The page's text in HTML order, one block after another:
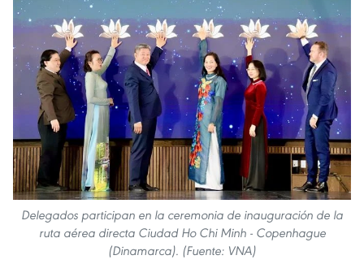
Delegados participan en la ceremonia de inauguración de la
ruta aérea directa Ciudad Ho Chi Minh - Copenhague
(Dinamarca). (Fuente: VNA)